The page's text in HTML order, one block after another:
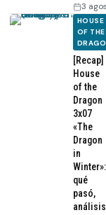
3
HOUSE
OF THE
[Recap]
House
of the
Dragon
3x07
«The
Dragon
in
Winter»:
qué
pasó,
análisis